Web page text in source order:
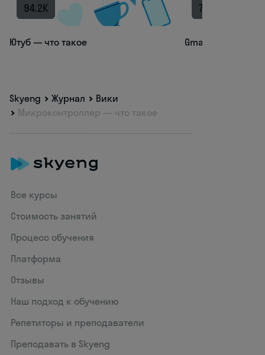
94.2K
Ютуб — что такое
79.5K
Gmail — что такое
Skyeng Журнал
Вики
Микроконтроллер — что такое
Все курсы
Стоимость занятий
Процесс обучения
Платформа
Отзывы
Наш подход к обучению
Репетиторы и преподаватели
Преподавать в Skyeng